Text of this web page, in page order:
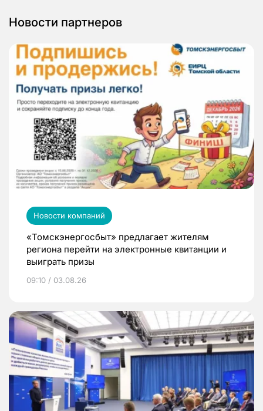
Новости партнеров
Новости компаний
«Томскэнергосбыт» предлагает жителям
региона перейти на электронные квитанции и
выиграть призы
09:10 / 03.08.26